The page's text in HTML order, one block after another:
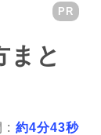
PR
まと
: 約4分43秒